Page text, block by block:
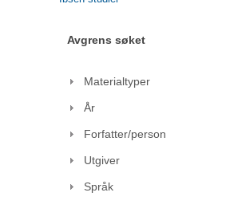
Avgrens søket
Materialtyper
År
Forfatter/person
Utgiver
Språk